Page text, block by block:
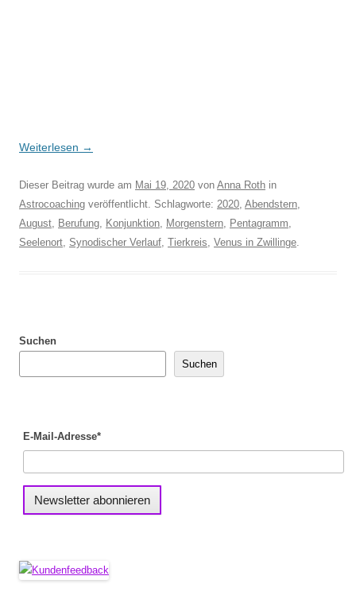
Weiterlesen →
Dieser Beitrag wurde am Mai 19, 2020 von Anna Roth in
Astrocoaching veröffentlicht. Schlagworte: 2020, Abendstern,
August, Berufung, Konjunktion, Morgenstern, Pentagramm,
Seelenort, Synodischer Verlauf, Tierkreis, Venus in Zwillinge.
Suchen
Suchen
E-Mail-Adresse*